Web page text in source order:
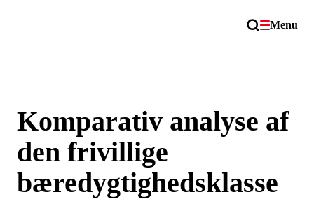
Menu
Komparativ analyse af
den frivillige
bæredygtighedsklasse